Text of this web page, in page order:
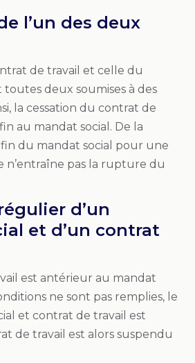
l’un des deux
de travail et celle du
toutes deux soumises à des
la cessation du contrat de
au mandat social. De la
du mandat social pour une
n’entraîne pas la rupture du
d’un
et d’un contrat
est antérieur au mandat
ne sont pas remplies, le
et contrat de travail est
de travail est alors suspendu